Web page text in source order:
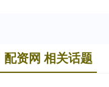
配资网 相关话题